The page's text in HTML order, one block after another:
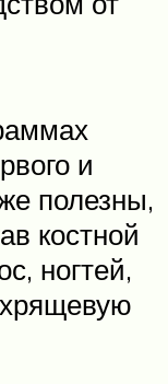
и
полезны,
костной
ногтей,